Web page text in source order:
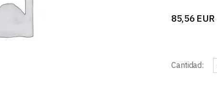
85,56 EUR
Cantidad: